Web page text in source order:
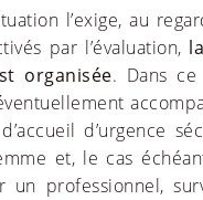
l’exige, au
par l’évaluation,
organisée. Dans
d’urgence
et, le cas
un professionnel,